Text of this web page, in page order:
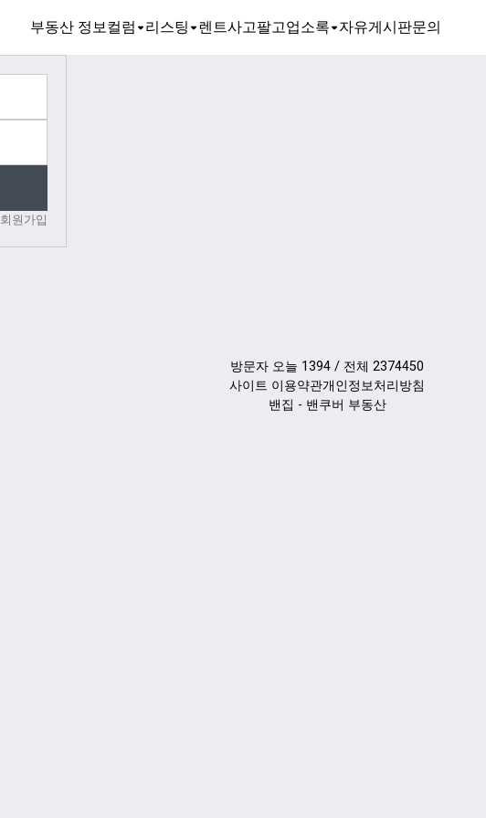
부동산 정보컬럼 리스팅 렌트사고팔고업소록 자유게시판문의
회원가입
방문자 오늘 1394 / 전체 2374450
사이트 이용약관개인정보처리방침
밴집 - 밴쿠버 부동산